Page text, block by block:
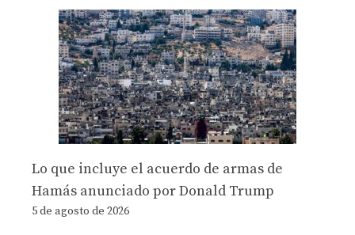
Lo que incluye el acuerdo de armas de
Hamás anunciado por Donald Trump
5 de agosto de 2026